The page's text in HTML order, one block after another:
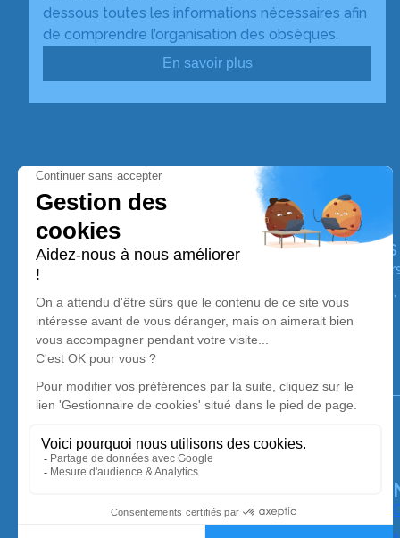
dessous toutes les informations nécessaires afin
de comprendre l’organisation des obsèques.
En savoir plus
Pompes Funèbres Saint-Andréennes
Nos équipes vous aident à honorer la mémoire de la
perpétuer son souvenir dans le respect de ses
avec dignité dans son dernier voyage.
Notre agence
Pompes Funèbres Saint-Andréennes
04 92 89 02 15
Route de Nice – 04170 – Saint-André-les-Alpes
4.7/5 – 22 avis